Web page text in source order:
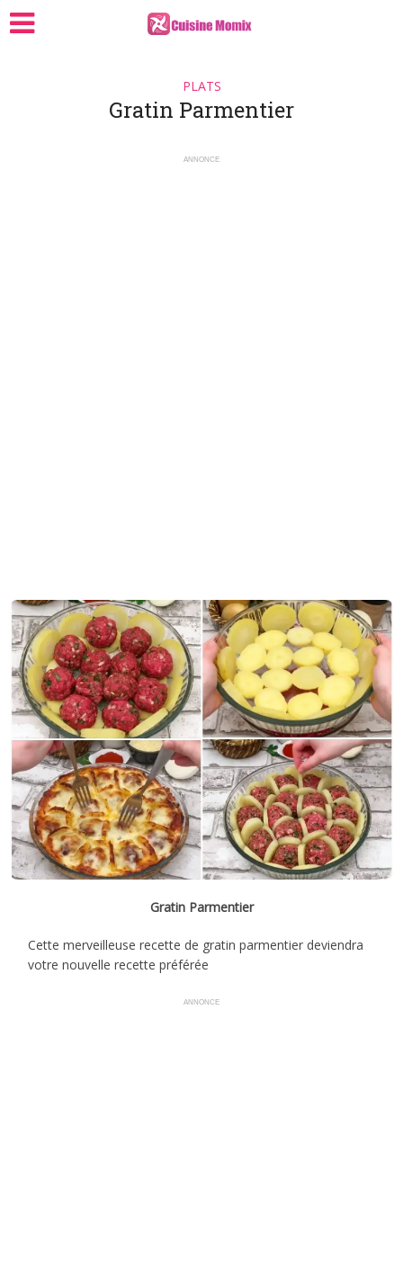
PLATS
Gratin Parmentier
ANNONCE
Gratin Parmentier
Cette merveilleuse recette de gratin parmentier deviendra
votre nouvelle recette préférée
ANNONCE